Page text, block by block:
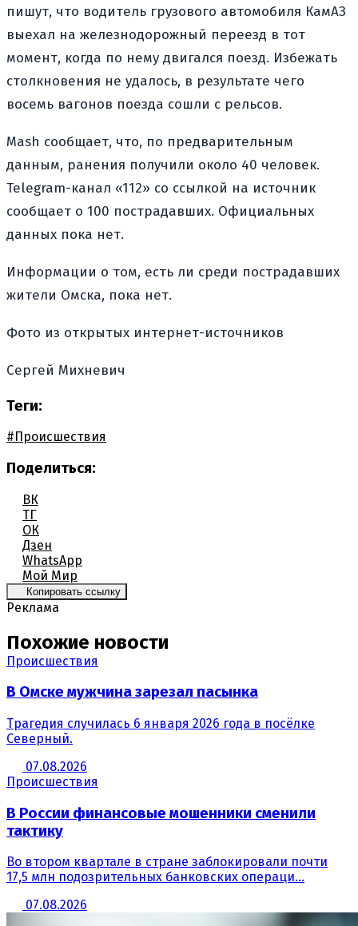
пишут, что водитель грузового автомобиля КамАЗ
выехал на железнодорожный переезд в тот
момент, когда по нему двигался поезд. Избежать
столкновения не удалось, в результате чего
восемь вагонов поезда сошли с рельсов.
Mash сообщает, что, по предварительным
данным, ранения получили около 40 человек.
Telegram-канал «112» со ссылкой на источник
сообщает о 100 пострадавших. Официальных
данных пока нет.
Информации о том, есть ли среди пострадавших
жители Омска, пока нет.
Фото из открытых интернет-источников
Сергей Михневич
Теги:
#Происшествия
Поделиться:
ВК
ТГ
ОК
Дзен
WhatsApp
Мой Мир
Копировать ссылку
Реклама
Похожие новости
Происшествия
В Омске мужчина зарезал пасынка
Трагедия случилась 6 января 2026 года в посёлке
Северный.
07.08.2026
Происшествия
В России финансовые мошенники сменили
тактику
Во втором квартале в стране заблокировали почти
17,5 млн подозрительных банковских операци...
07.08.2026